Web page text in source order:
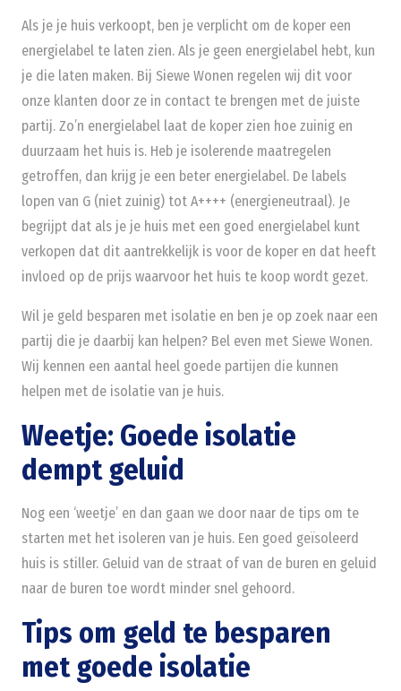
Als je je huis verkoopt, ben je verplicht om de koper een
energielabel te laten zien. Als je geen energielabel hebt, kun
je die laten maken. Bij Siewe Wonen regelen wij dit voor
onze klanten door ze in contact te brengen met de juiste
partij. Zo’n energielabel laat de koper zien hoe zuinig en
duurzaam het huis is. Heb je isolerende maatregelen
getroffen, dan krijg je een beter energielabel. De labels
lopen van G (niet zuinig) tot A++++ (energieneutraal). Je
begrijpt dat als je je huis met een goed energielabel kunt
verkopen dat dit aantrekkelijk is voor de koper en dat heeft
invloed op de prijs waarvoor het huis te koop wordt gezet.
Wil je geld besparen met isolatie en ben je op zoek naar een
partij die je daarbij kan helpen? Bel even met Siewe Wonen.
Wij kennen een aantal heel goede partijen die kunnen
helpen met de isolatie van je huis.
Weetje: Goede isolatie
dempt geluid
Nog een ‘weetje’ en dan gaan we door naar de tips om te
starten met het isoleren van je huis. Een goed geïsoleerd
huis is stiller. Geluid van de straat of van de buren en geluid
naar de buren toe wordt minder snel gehoord.
Tips om geld te besparen
met goede isolatie